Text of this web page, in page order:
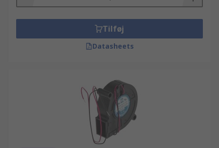
Tilføj
Datasheets